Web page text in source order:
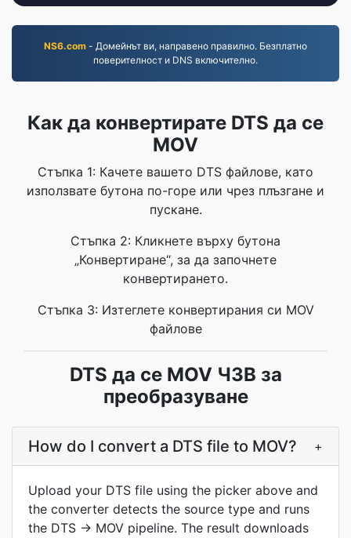
NS6.com - Домейнът ви, направено правилно. Безплатно
поверителност и DNS включително.
Как да конвертирате DTS да се
MOV
Стъпка 1: Качете вашето DTS файлове, като
използвате бутона по-горе или чрез плъзгане и
пускане.
Стъпка 2: Кликнете върху бутона
„Конвертиране“, за да започнете
конвертирането.
Стъпка 3: Изтеглете конвертирания си MOV
файлове
DTS да се MOV ЧЗВ за
преобразуване
How do I convert a DTS file to MOV? +
Upload your DTS file using the picker above and
the converter detects the source type and runs
the DTS → MOV pipeline. The result downloads